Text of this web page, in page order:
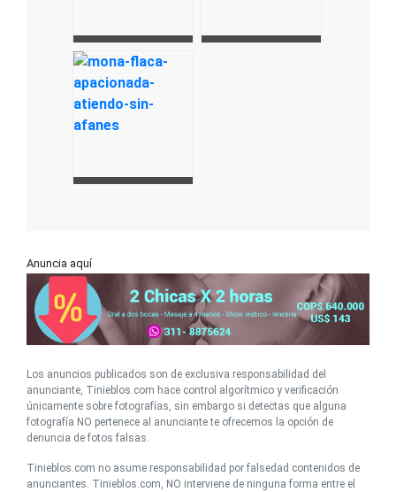
Anuncia aquí
Los anuncios publicados son de exclusiva responsabilidad del
anunciante, Tinieblos.com hace control algorítmico y verificación
únicamente sobre fotografías, sin embargo si detectas que alguna
fotografía NO pertenece al anunciante te ofrecemos la opción de
denuncia de fotos falsas.
Tinieblos.com no asume responsabilidad por falsedad contenidos de
anunciantes. Tinieblos.com, NO interviene de ninguna forma entre el